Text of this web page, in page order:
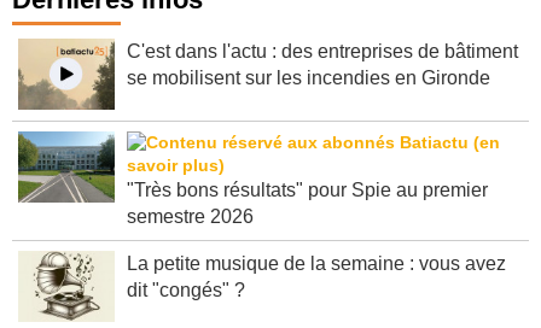
Dernières infos
C'est dans l'actu : des entreprises de bâtiment
"Très bons résultats" pour Spie au premier
La petite musique de la semaine : vous avez